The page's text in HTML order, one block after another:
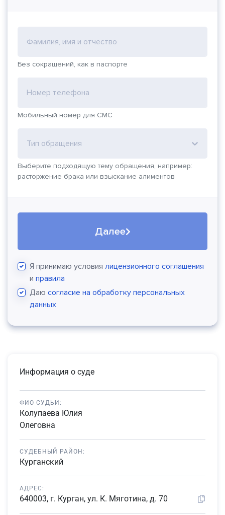
Фамилия, имя и отчество
Без сокращений, как в паспорте
Номер телефона
Мобильный номер для СМС
Тип обращения
Выберите подходящую тему обращения, например:
расторжение брака или взыскание алиментов
Далее
Я принимаю условия лицензионного соглашения
и правила
Даю согласие на обработку персональных
данных
Информация о суде
ФИО СУДЬИ:
Колупаева Юлия
Олеговна
СУДЕБНЫЙ РАЙОН:
Курганский
АДРЕС:
640003, г. Курган, ул. К. Мяготина, д. 70